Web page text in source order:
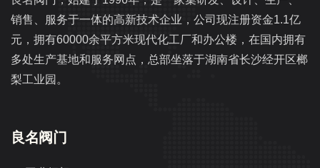
销售、服务于一体的高新技术企业，公司现注册资金1.1亿
元，拥有60000余平方米现代化工厂和办公楼，在国内拥有
多处生产基地和服务网点，总部坐落于湖南省长沙经开区榔
梨工业园。
良名阀门